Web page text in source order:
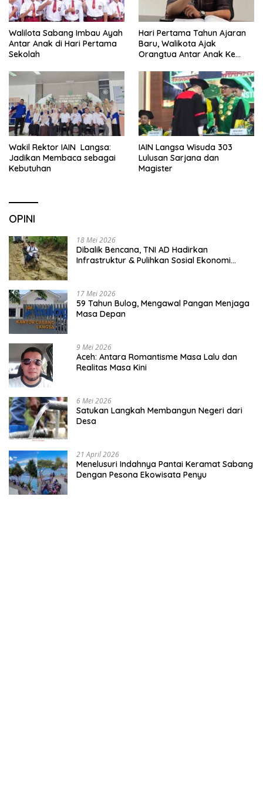
Walilota Sabang Imbau Ayah
Antar Anak di Hari Pertama
Sekolah
Hari Pertama Tahun Ajaran
Baru, Walikota Ajak
Orangtua Antar Anak Ke
Wakil Rektor IAIN Langsa:
Jadikan Membaca sebagai
Kebutuhan
IAIN Langsa Wisuda 303
Lulusan Sarjana dan
Magister
OPINI
18 Mei 2026
Dibalik Bencana, TNI AD Hadirkan
Infrastruktur & Pulihkan Sosial Ekonomi
17 Mei 2026
59 Tahun Bulog, Mengawal Pangan Menjaga
Masa Depan
9 Mei 2026
Aceh: Antara Romantisme Masa Lalu dan
Realitas Masa Kini
6 Mei 2026
Satukan Langkah Membangun Negeri dari
Desa
21 April 2026
Menelusuri Indahnya Pantai Keramat Sabang
Dengan Pesona Ekowisata Penyu